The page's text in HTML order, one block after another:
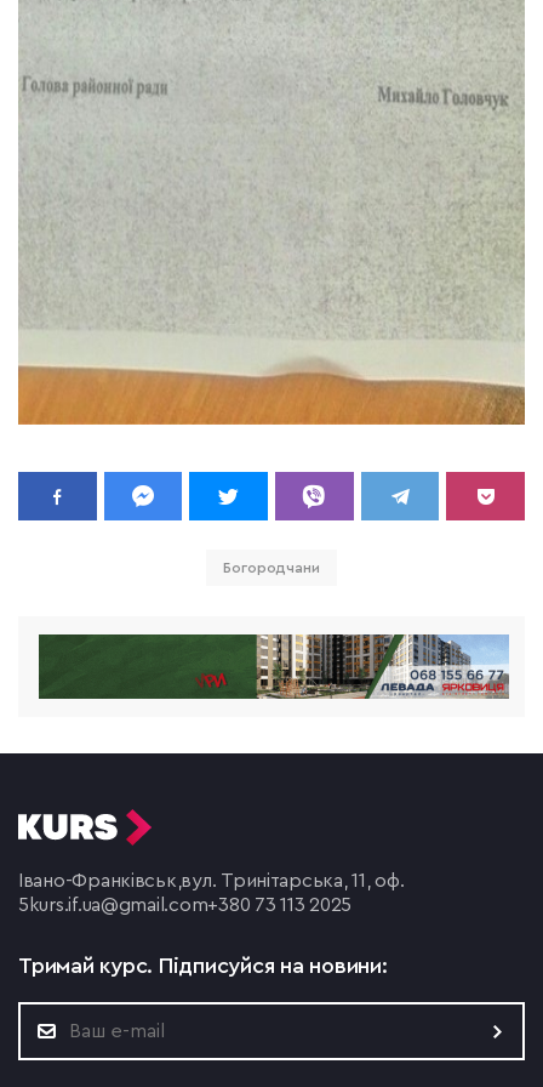
Богородчани
Івано-Франківськ,вул. Тринітарська, 11, оф.
5 kurs.if.ua@gmail.com+380 73 113 2025
Тримай курс. Підписуйся на новини: